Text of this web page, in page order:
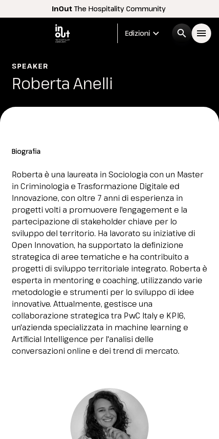
InOut The Hospitality Community
Edizioni expand_more search menu
Menù
Buyer
Media Room
Stai pianificando la tua visita a InOut?
AREA RISERVATA VISITATORI
SPEAKER
Roberta Anelli
Biografia
Roberta è una laureata in Sociologia con un Master
in Criminologia e Trasformazione Digitale ed
Innovazione, con oltre 7 anni di esperienza in
progetti volti a promuovere l'engagement e la
partecipazione di stakeholder chiave per lo
sviluppo del territorio. Ha lavorato su iniziative di
Open Innovation, ha supportato la definizione
strategica di aree tematiche e ha contribuito a
progetti di sviluppo territoriale integrato. Roberta è
esperta in mentoring e coaching, utilizzando varie
metodologie e strumenti per lo sviluppo di idee
innovative. Attualmente, gestisce una
collaborazione strategica tra PwC Italy e KPI6,
un'azienda specializzata in machine learning e
Artificial Intelligence per l'analisi delle
conversazioni online e dei trend di mercato.